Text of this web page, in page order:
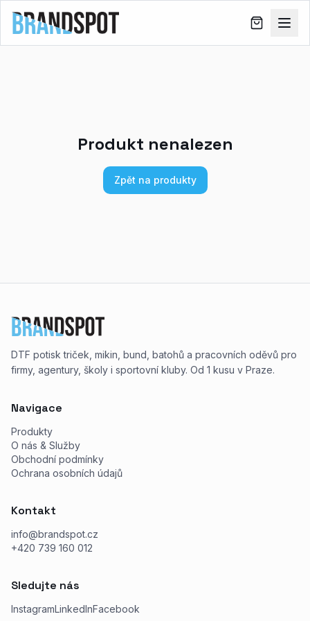
Produkt nenalezen
Zpět na produkty
DTF potisk triček, mikin, bund, batohů a pracovních oděvů pro
firmy, agentury, školy i sportovní kluby. Od 1 kusu v Praze.
Navigace
Produkty
O nás & Služby
Obchodní podmínky
Ochrana osobních údajů
Kontakt
info@brandspot.cz
+420 739 160 012
Sledujte nás
InstagramLinkedInFacebook